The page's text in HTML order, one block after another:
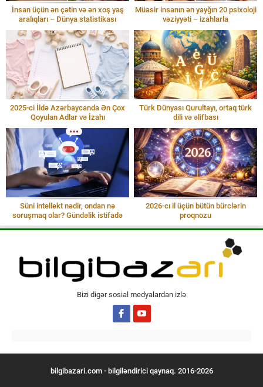
İnsan üçün ən çətin və ən xoş yaş
aralıqları – Dünya statistikası
Müasir insanın ən yayğın 20 psixoloji
vəziyyəti – izahlarla
2025-ci İldə Azərbaycanda Ən Çox
Qoyulan Adlar və İzahı
Türk Dünyası Qurultayı, ortaq türk
dili və əlifbası
Süni intellekt nədir, ondan nə
soruşmaq olar? Gündəlik istifadə
2026-cı il üçün bütün bürclərin
proqnozu
Bizi digər sosial medyalardan izlə
bilgibazari.com - bilgiləndirici qaynaq. 2016-2026